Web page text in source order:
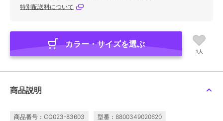
特別配送料について
カラー・サイズを選ぶ
1人
商品説明
商品番号：CG023-83603 型番：8800349020620